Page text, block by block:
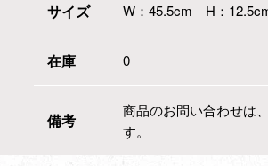
サイズ
W：45.5cm H：
在庫 0
備考
商品のお問い合わせは
す。